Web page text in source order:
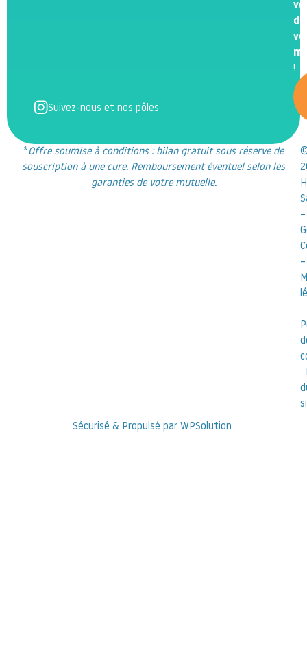
Suivez-nous et nos pôles
de
!
*Offre soumise à conditions : bilan gratuit sous réserve de
souscription à une cure. Remboursement éventuel selon les
garanties de votre mutuelle.
–
–
Sécurisé & Propulsé par WPSolution